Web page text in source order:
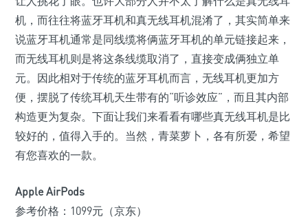
机，而往往将蓝牙耳机和真无线耳机混淆了，其实简单来
说蓝牙耳机通常是同线缆将俩蓝牙耳机的单元链接起来，
而无线耳机则是将这条线缆取消了，直接变成俩独立单
元。因此相对于传统的蓝牙耳机而言，无线耳机更加方
便，摆脱了传统耳机天生带有的“听诊效应”，而且其内部
构造更为复杂。下面让我们来看看有哪些真无线耳机是比
较好的，值得入手的。当然，青菜萝卜，各有所爱，希望
有您喜欢的一款。
Apple AirPods
参考价格：1099元（京东）